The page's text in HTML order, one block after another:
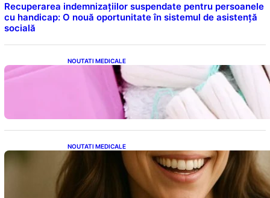
Recuperarea indemnizațiilor suspendate pentru persoanele
cu handicap: O nouă oportunitate în sistemul de asistență
socială
NOUTATI MEDICALE
Tampoanele menstruale: O analiză profundă
a riscurilor legate de metale toxice
NOUTATI MEDICALE
Ceaiul – Băutura care protejează inima:
Descoperiri recente despre beneficiile
consumului zilnic